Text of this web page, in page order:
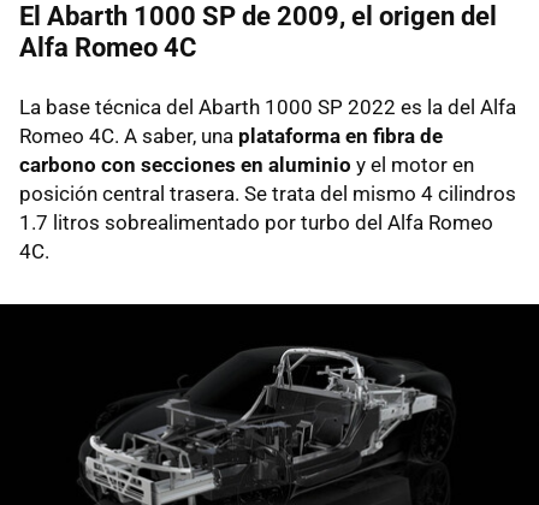
El Abarth 1000 SP de 2009, el origen del
Alfa Romeo 4C
La base técnica del Abarth 1000 SP 2022 es la del Alfa
Romeo 4C. A saber, una plataforma en fibra de
carbono con secciones en aluminio y el motor en
posición central trasera. Se trata del mismo 4 cilindros
1.7 litros sobrealimentado por turbo del Alfa Romeo
4C.